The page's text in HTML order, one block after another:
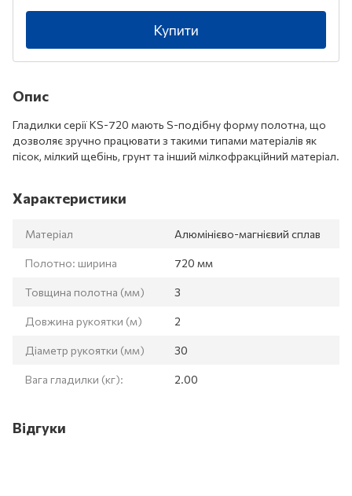
Купити
Опис
Гладилки серії KS-720 мають S-подібну форму полотна, що
дозволяє зручно працювати з такими типами матеріалів як
пісок, мілкий щебінь, грунт та інший мілкофракційний матеріал.
Характеристики
Матеріал Алюмінієво-магнієвий сплав
Полотно: ширина 720 мм
Товщина полотна (мм) 3
Довжина рукоятки (м) 2
Діаметр рукоятки (мм) 30
Вага гладилки (кг): 2.00
Відгуки